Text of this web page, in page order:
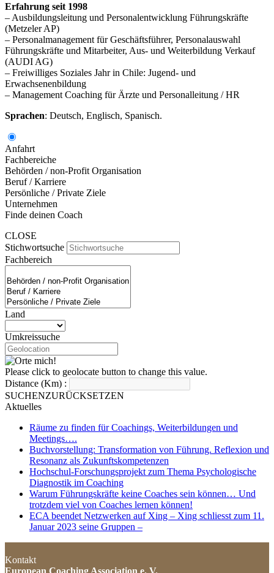
Erfahrung seit 1998
– Ausbildungsleitung und Personalentwicklung Führungskräfte
(Metzeler AP)
– Personalmanagement für Geschäftsführer, Personalauswahl
Führungskräfte und Mitarbeiter, Aus- und Weiterbildung Verkauf
(AUDI AG)
– Freiwilliges Soziales Jahr in Chile: Jugend- und
Erwachsenenbildung
– Management Coaching für Ärzte und Personalleitung / HR
Sprachen: Deutsch, Englisch, Spanisch.
Anfahrt
Fachbereiche
Behörden / non-Profit Organisation
Beruf / Karriere
Persönliche / Private Ziele
Unternehmen
Finde deinen Coach
CLOSE
Stichwortsuche
Fachbereich
Land
Umkreissuche
Please click to geolocate button to change this value.
Distance (Km) :
SUCHENZURÜCKSETZEN
Aktuelles
Räume zu finden für Coachings, Weiterbildungen und
Meetings….
Buchvorstellung: Transformation von Führung. Reflexion und
Resonanz als Zukunftskompetenzen
Hochschul-Forschungsprojekt zum Thema Psychologische
Diagnostik im Coaching
Warum Führungskräfte keine Coaches sein können… Und
trotzdem viel von Coaches lernen können!
ECA beendet Netzwerken auf Xing – Xing schliesst zum 11.
Januar 2023 seine Gruppen –
Kontakt
European Coaching Association e. V.